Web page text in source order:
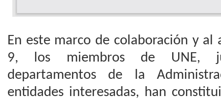
En este marco de colaboración y
9, los miembros de UNE,
departamentos de la
entidades interesadas, han